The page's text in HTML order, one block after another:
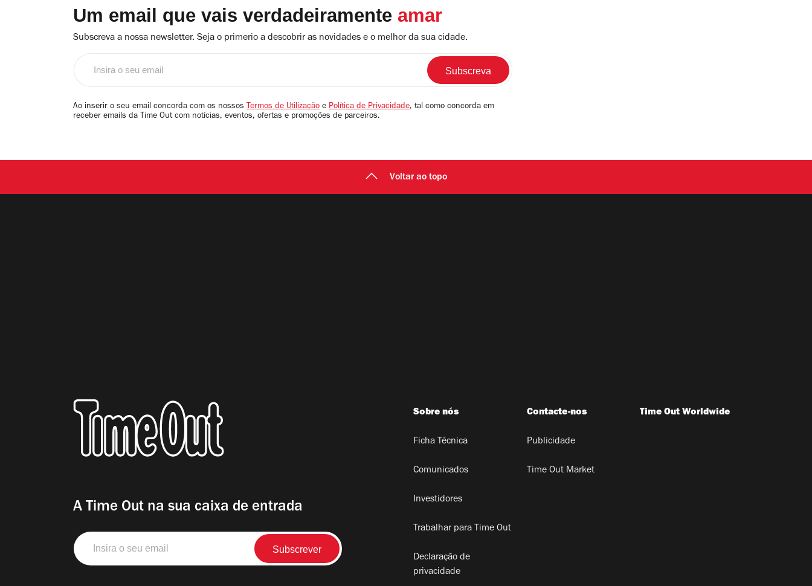
Um email que vais verdadeiramente amar
Subscreva a nossa newsletter. Seja o primerio a descobrir as novidades e o melhor da sua cidade.
email
Ao inserir o seu email concorda com os nossos Termos de Utilização e Política de Privacidade, tal como concorda em
receber emails da Time Out com notícias, eventos, ofertas e promoções de parceiros.
Voltar ao topo
A Time Out na sua caixa de entrada
Insira
o
seu
Sobre nós
Ficha Técnica
Comunicados
Investidores
Trabalhar para Time Out
Declaração de
privacidade
Contacte-nos
Publicidade
Time Out Market
Time Out Worldwide